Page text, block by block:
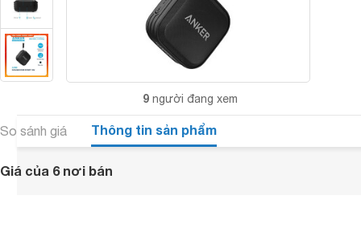
9 người đang xem
So sánh giá Thông tin sản phẩm
Giá của 6 nơi bán